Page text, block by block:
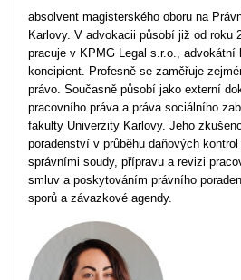
absolvent magisterského oboru na
Karlovy. V advokacii působí již od roku
pracuje v KPMG Legal s.r.o.,
koncipient. Profesně se zaměřuje
právo. Současně působí jako externí
pracovního práva a práva sociálního
fakulty Univerzity Karlovy. Jeho
poradenství v průběhu daňových
správními soudy, přípravu a revizi
smluv a poskytováním právního
sporů a závazkové agendy.